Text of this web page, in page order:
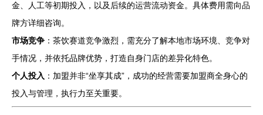
金、人工等初期投入，以及后续的运营流动资金。具体费用需向品
牌方详细咨询。
市场竞争 ：茶饮赛道竞争激烈，需充分了解本地市场环境、竞争对
手情况，并依托品牌优势，打造自身门店的差异化特色。
个人投入 ：加盟并非“坐享其成”，成功的经营需要加盟商全身心的
投入与管理，执行力至关重要。